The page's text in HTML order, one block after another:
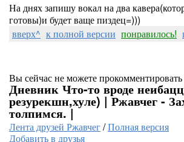
На днях запишу вокал на два
готовы)и будет ваще пиздец=)))
вверх^ к полной версии понравилось!
Вы сейчас не можете
Дневник Что-то вроде
резурекшн,хуле) | Ржавчег -
толпимся. |
Лента друзей Ржавчег/Полная версия
Добавить в друзья